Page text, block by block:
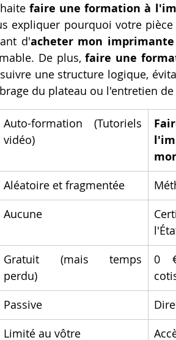
faire une formation à
expliquer pourquoi votre
d'acheter mon
De plus, faire une
une structure logique,
du plateau ou l'entretien
Auto-formation (Tutoriels
vidéo)
Aléatoire et fragmentée
Aucune
Gratuit (mais temps
perdu)
0
Passive
Limité au vôtre